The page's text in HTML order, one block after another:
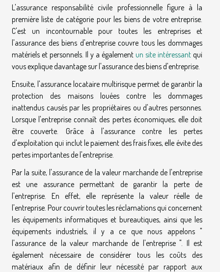
L'assurance responsabilité civile professionnelle figure à la
première liste de catégorie pour les biens de votre entreprise.
C'est un incontournable pour toutes les entreprises et
l'assurance des biens d'entreprise couvre tous les dommages
matériels et personnels. Il y a également un site intéressant qui
vous explique davantage sur l'assurance des biens d'entreprise.
Ensuite, l'assurance locataire multirisque permet de garantir la
protection des maisons louées contre les dommages
inattendus causés par les propriétaires ou d'autres personnes.
Lorsque l'entreprise connaît des pertes économiques, elle doit
être couverte. Grâce à l'assurance contre les pertes
d'exploitation qui inclut le paiement des frais fixes, elle évite des
pertes importantes de l'entreprise.
Par la suite, l'assurance de la valeur marchande de l'entreprise
est une assurance permettant de garantir la perte de
l'entreprise. En effet, elle représente la valeur réelle de
l'entreprise. Pour couvrir toutes les réclamations qui concernent
les équipements informatiques et bureautiques, ainsi que les
équipements industriels, il y a ce que nous appelons "
l'assurance de la valeur marchande de l'entreprise ". Il est
également nécessaire de considérer tous les coûts des
matériaux afin de définir leur nécessité par rapport aux